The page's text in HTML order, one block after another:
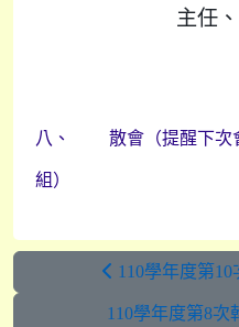
主任
八、 散會（提醒下次
組）
110學年度第
110學年度第8次